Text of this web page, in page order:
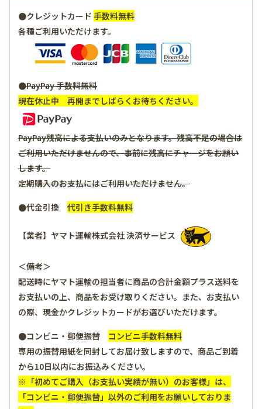
●クレジットカード 手数料無料
各種ご利用いただけます。
●PayPay手数料無料
現在休止中 再開までしばらくお待ちください。
PayPay残高による支払いのみとなります。残高不足の場合は
ご利用いただけませんので、事前に残高にチャージをお願い
します。
定期購入のお支払にはご利用いただけません。
●代金引換 代引き手数料無料
【業者】ヤマト運輸株式会社 決済サービス
＜備考＞
配送時にヤマト運輸の担当者に商品の合計金額プラス送料を
お支払いの上、商品をお受け取りください。また、お支払い
の際、現金かクレジットカードがお選びいただけます。
●コンビニ・郵便振替 コンビニ手数料無料
専用の振替用紙を同封してお届け致しますので、商品ご到着
から10日以内にお振込みください。
※「初めてご購入（お支払い実績が無い）のお客様」は、
「コンビニ・郵便振替」以外のご利用をお願いしておりま